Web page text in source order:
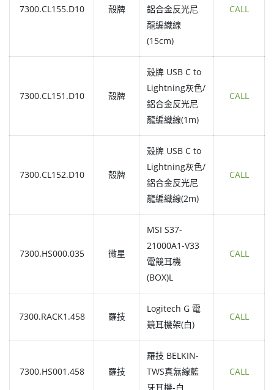
7300.CL155.D10 殼牌
鋁合金反光尼
龍編織線
(15cm)
CALL
7300.CL151.D10 殼牌
殼牌 USB C to
Lightning灰色/
鋁合金反光尼
龍編織線(1m)
CALL
7300.CL152.D10 殼牌
殼牌 USB C to
Lightning灰色/
鋁合金反光尼
龍編織線(2m)
CALL
7300.HS000.035 微星
MSI S37-
21000A1-V33
電競耳機
(BOX)L
CALL
7300.RACK1.458 羅技
Logitech G 電
競耳機架(白)
CALL
7300.HS001.458 羅技
羅技 BELKIN-
TWS真無線藍
牙耳機-白
CALL